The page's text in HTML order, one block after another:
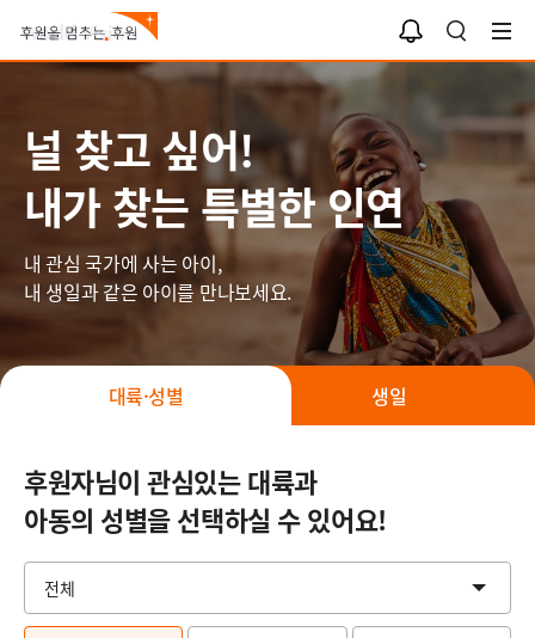
검
색
알
림
함
나와 너의 인연
널 찾고 싶어!
내가 찾는 특별한 인연
내 관심 국가에 사는 아이,
내 생일과 같은 아이를 만나보세요.
대륙·성별
후원자님이 관심있는 대륙과
아동의 성별을 선택하실 수 있어요!
생일